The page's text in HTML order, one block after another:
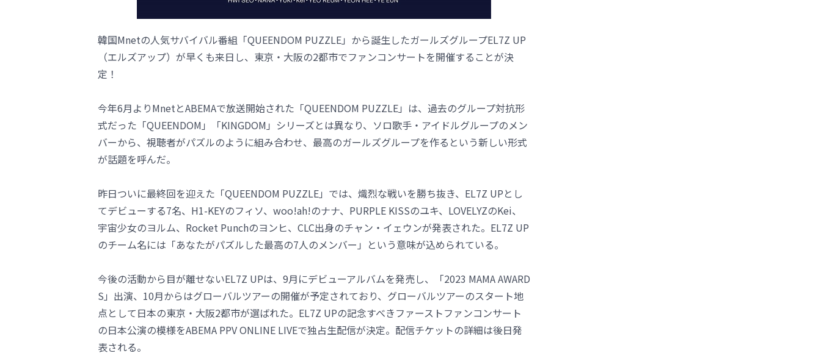
韓国Mnetの人気サバイバル番組「QUEENDOM PUZZLE」から誕生したガールズグループEL7Z UP
（エルズアップ）が早くも来日し、東京・大阪の2都市でファンコンサートを開催することが決
定！
今年6月よりMnetとABEMAで放送開始された「QUEENDOM PUZZLE」は、過去のグループ対抗形
式だった「QUEENDOM」「KINGDOM」シリーズとは異なり、ソロ歌手・アイドルグループのメン
バーから、視聴者がパズルのように組み合わせ、最高のガールズグループを作るという新しい形式
が話題を呼んだ。
昨日ついに最終回を迎えた「QUEENDOM PUZZLE」では、熾烈な戦いを勝ち抜き、EL7Z UPとし
てデビューする7名、H1-KEYのフィソ、woo!ah!のナナ、PURPLE KISSのユキ、LOVELYZのKei、
宇宙少女のヨルム、Rocket Punchのヨンヒ、CLC出身のチャン・イェウンが発表された。EL7Z UP
のチーム名には「あなたがパズルした最高の7人のメンバー」という意味が込められている。
今後の活動から目が離せないEL7Z UPは、9月にデビューアルバムを発売し、「2023 MAMA AWARD
S」出演、10月からはグローバルツアーの開催が予定されており、グローバルツアーのスタート地
点として日本の東京・大阪2都市が選ばれた。EL7Z UPの記念すべきファーストファンコンサート
の日本公演の模様をABEMA PPV ONLINE LIVEで独占生配信が決定。配信チケットの詳細は後日発
表される。